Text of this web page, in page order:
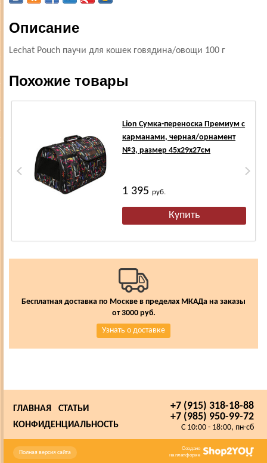
Описание
Lechat Pouch паучи для кошек говядина/овощи 100 г
Похожие товары
Lion Сумка-переноска Премиум с
карманами, черная/орнамент
№3, размер 45х29х27см
1 395руб.
Бесплатная доставка по Москве в пределах МКАДа на заказы
от 3000 руб.
Узнать о доставке
+7 (915) 318-18-88
+7 (985) 950-99-72
C 10:00 - 18:00, пн-сб
ГЛАВНАЯ
СТАТЬИ
КОНФИДЕНЦИАЛЬНОСТЬ
Создано
на платформе
Полная версия сайта